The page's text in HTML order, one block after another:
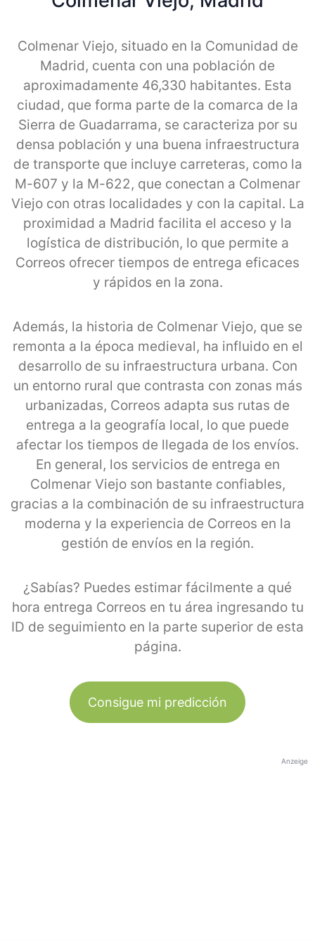
Colmenar Viejo, situado en la Comunidad de
Madrid, cuenta con una población de
aproximadamente 46,330 habitantes. Esta
ciudad, que forma parte de la comarca de la
Sierra de Guadarrama, se caracteriza por su
densa población y una buena infraestructura
de transporte que incluye carreteras, como la
M-607 y la M-622, que conectan a Colmenar
Viejo con otras localidades y con la capital. La
proximidad a Madrid facilita el acceso y la
logística de distribución, lo que permite a
Correos ofrecer tiempos de entrega eficaces
y rápidos en la zona.
Además, la historia de Colmenar Viejo, que se
remonta a la época medieval, ha influido en el
desarrollo de su infraestructura urbana. Con
un entorno rural que contrasta con zonas más
urbanizadas, Correos adapta sus rutas de
entrega a la geografía local, lo que puede
afectar los tiempos de llegada de los envíos.
En general, los servicios de entrega en
Colmenar Viejo son bastante confiables,
gracias a la combinación de su infraestructura
moderna y la experiencia de Correos en la
gestión de envíos en la región.
¿Sabías? Puedes estimar fácilmente a qué
hora entrega Correos en tu área ingresando tu
ID de seguimiento en la parte superior de esta
página.
Consigue mi predicción
Anzeige